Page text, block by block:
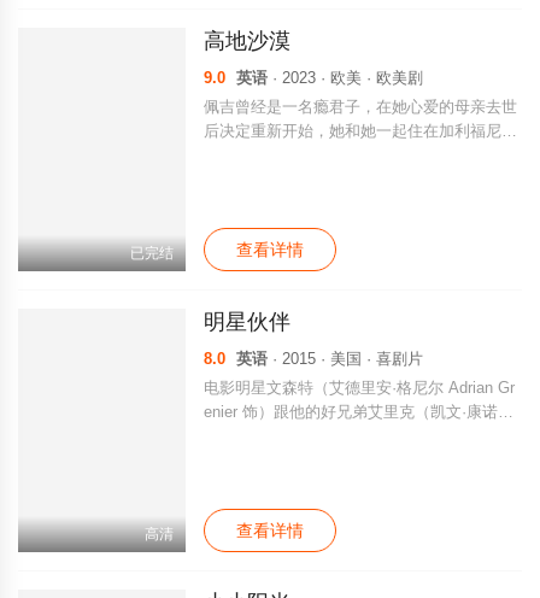
起去看哥哥89告别演唱会，却在路上遭遇车
祸……往事如烟，如今醒来的阿芝一心想找到
阿杰，从美国留学回来、现代感十足的阿颖也
被母亲的回忆带到充满怀旧感的八十年代，深
受感动，开始帮助母亲寻找生父如今的踪
已完结
高地沙漠
9.0 英语 · 2023 · 欧美 · 欧美剧
佩吉曾经是一名瘾君子，在她心爱的母亲去世
后决定重新开始，她和她一起住在加利福尼亚
查看详情
高清
明星伙伴
8.0 英语 · 2015 · 美国 · 喜剧片
电影明星文森特（艾德里安·格尼尔 Adrian Gr
enier 饰）跟他的好兄弟艾里克（凯文·康诺利
总经理阿里（杰里米·皮文 Jeremy Piven 饰）
的旗下。他们在竞争激烈的好莱坞演艺圈里摸
爬滚打，杀出重围，在这期间，他们的目标也
查看详情